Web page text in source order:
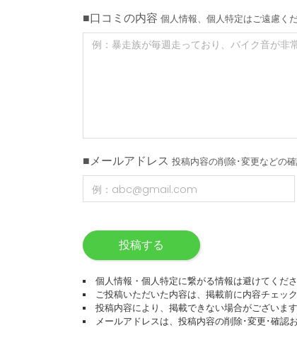
■口コミの内容 個人情報、個人特定はご遠慮く
■メールアドレス 投稿内容の削除･変更などの
投稿する
個人情報・個人特定に繋がる情報は避けてくださ
ご投稿いただいた内容は、掲載前に内容チェッ
投稿内容により、掲載できない場合がございま
メールアドレスは、投稿内容の削除･変更･確認